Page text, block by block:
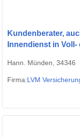
Kundenberater,
Innendienst in Voll-
Hann. Münden, 34346
Firma:LVM